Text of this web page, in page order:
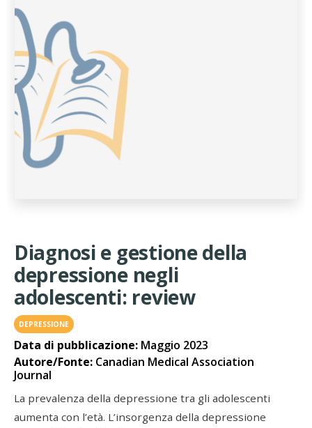
Diagnosi e gestione della
depressione negli
adolescenti: review
DEPRESSIONE
Data di pubblicazione: Maggio 2023
Autore/Fonte: Canadian Medical Association
Journal
La prevalenza della depressione tra gli adolescenti
aumenta con l’età. L’insorgenza della depressione